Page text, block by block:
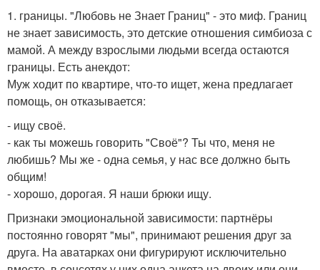
1. границы. "Любовь не Знает Границ" - это миф. Границ
не знает зависимость, это детские отношения симбиоза с
мамой. А между взрослыми людьми всегда остаются
границы. Есть анекдот:
Муж ходит по квартире, что-то ищет, жена предлагает
помощь, он отказывается:
- ищу своё.
- как ты можешь говорить "Своё"? Ты что, меня не
любишь? Мы же - одна семья, у нас все должно быть
общим!
- хорошо, дорогая. Я наши брюки ищу.
Признаки эмоциональной зависимости: партнёры
постоянно говорят "мы", принимают решения друг за
друга. На аватарках они фигурируют исключительно